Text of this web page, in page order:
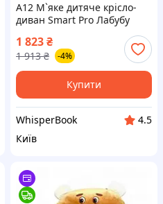
A12 М`яке дитяче крісло-
диван Smart Pro Лабубу
фіолетове для відпочинку і
сну трансформер для дітей
MAX14R
1 823₴
1 913 ₴ -4%
Купити
WhisperBook
4.5
Київ